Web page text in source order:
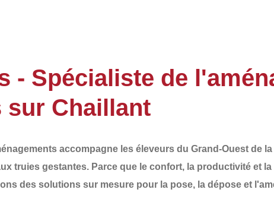
- Spécialiste de
sur Chaillant
accompagne les éleveurs du Grand-Ouest de
truies gestantes. Parce que le confort, la productivité et
des solutions sur mesure pour la pose, la dépose et